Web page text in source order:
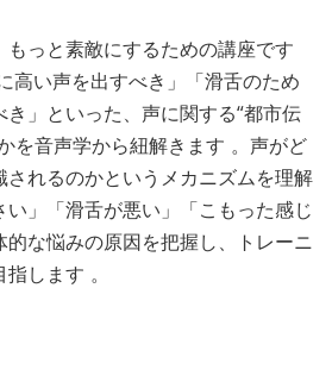
っと素敵にするための講座です
高い声を出すべき」「滑舌のため
」といった、声に関する“都市伝
を音声学から紐解きます 。声がど
れるのかというメカニズムを理解
い」「滑舌が悪い」「こもった感じ
な悩みの原因を把握し、トレーニ
します 。